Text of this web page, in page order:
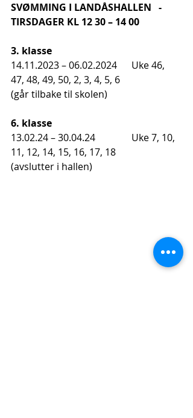
SVØMMING I LANDÅSHALLEN   -
TIRSDAGER KL 12 30 – 14 00
3. klasse
14.11.2023 – 06.02.2024	Uke 46,
47, 48, 49, 50, 2, 3, 4, 5, 6
(går tilbake til skolen)
6. klasse
13.02.24 – 30.04.24		Uke 7, 10,
11, 12, 14, 15, 16, 17, 18
(avslutter i hallen)